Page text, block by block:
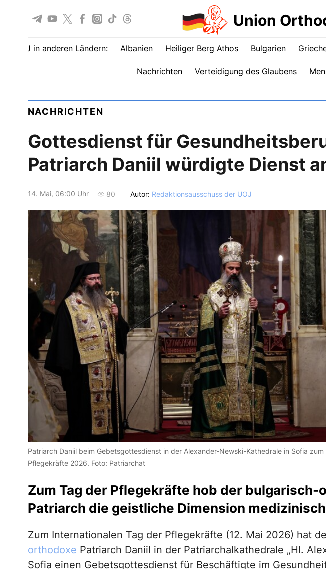
Union
UOJ in anderen Ländern: Albanien Heiliger Berg Athos Bulgarien
Nachrichten Verteidigung des Glaubens
NACHRICHTEN
Gottesdienst für
Patriarch Daniil würdigte Dienst
14. Mai, 06:00 Uhr 80 Autor: Redaktionsausschuss der UOJ
Patriarch Daniil beim Gebetsgottesdienst in der Alexander-Newski-Kathedrale in Sofia
Pflegekräfte 2026. Foto: Patriarchat
Zum Tag der Pflegekräfte hob der bulgarisch-
Patriarch die geistliche Dimension
Zum Internationalen Tag der Pflegekräfte (12. Mai 2026) hat
orthodoxe Patriarch Daniil in der Patriarchalkathedrale „Hl.
Sofia einen Gebetsgottesdienst für Beschäftigte im